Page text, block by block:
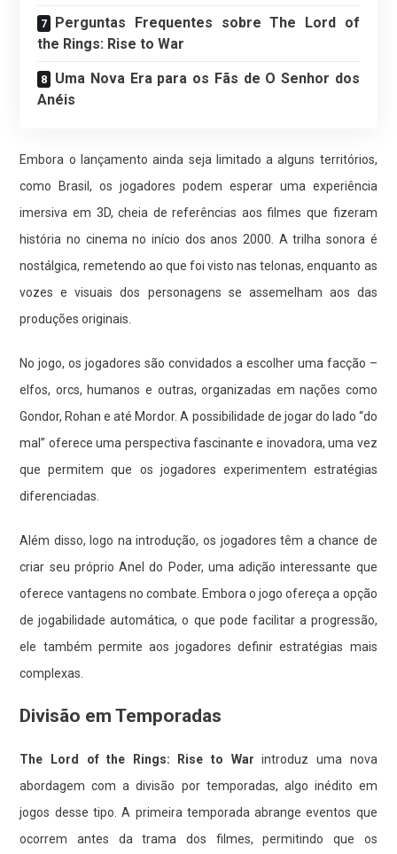
Perguntas Frequentes sobre The Lord of
the Rings: Rise to War
Uma Nova Era para os Fãs de O Senhor dos
Anéis
Embora o lançamento ainda seja limitado a alguns territórios,
como Brasil, os jogadores podem esperar uma experiência
imersiva em 3D, cheia de referências aos filmes que fizeram
história no cinema no início dos anos 2000. A trilha sonora é
nostálgica, remetendo ao que foi visto nas telonas, enquanto as
vozes e visuais dos personagens se assemelham aos das
produções originais.
No jogo, os jogadores são convidados a escolher uma facção –
elfos, orcs, humanos e outras, organizadas em nações como
Gondor, Rohan e até Mordor. A possibilidade de jogar do lado “do
mal” oferece uma perspectiva fascinante e inovadora, uma vez
que permitem que os jogadores experimentem estratégias
diferenciadas.
Além disso, logo na introdução, os jogadores têm a chance de
criar seu próprio Anel do Poder, uma adição interessante que
oferece vantagens no combate. Embora o jogo ofereça a opção
de jogabilidade automática, o que pode facilitar a progressão,
ele também permite aos jogadores definir estratégias mais
complexas.
Divisão em Temporadas
The Lord of the Rings: Rise to War introduz uma nova
abordagem com a divisão por temporadas, algo inédito em
jogos desse tipo. A primeira temporada abrange eventos que
ocorrem antes da trama dos filmes, permitindo que os